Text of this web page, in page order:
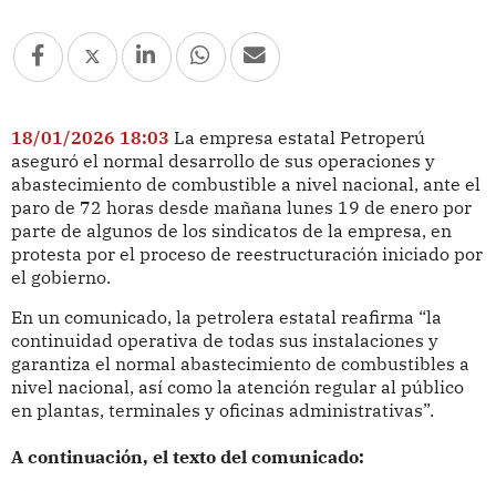
18/01/2026 18:03 La empresa estatal Petroperú
aseguró el normal desarrollo de sus operaciones y
abastecimiento de combustible a nivel nacional, ante el
paro de 72 horas desde mañana lunes 19 de enero por
parte de algunos de los sindicatos de la empresa, en
protesta por el proceso de reestructuración iniciado por
el gobierno.
En un comunicado, la petrolera estatal reafirma “la
continuidad operativa de todas sus instalaciones y
garantiza el normal abastecimiento de combustibles a
nivel nacional, así como la atención regular al público
en plantas, terminales y oficinas administrativas”.
A continuación, el texto del comunicado: